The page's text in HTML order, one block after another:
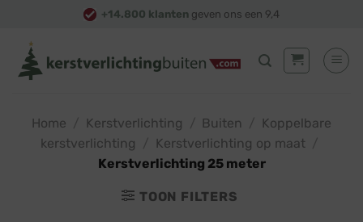
content
+14.800 klanten geven ons een 9,4
Home Kerstverlichting Buiten
Koppelbare
kerstverlichting
Kerstverlichting op maat
Kerstverlichting 25 meter
TOON FILTERS